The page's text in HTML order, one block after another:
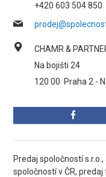
+420 603 504 850
CHAMR &
Na bojišti 24
120 00 Praha 2 -
Predaj spoločností
spoločností v ČR,